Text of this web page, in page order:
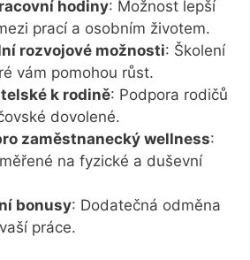
hodiny: Možnost lepší
prací a osobním životem.
rozvojové možnosti: Školení
vám pomohou růst.
k rodině: Podpora rodičů
dovolené.
zaměstnanecký wellness:
na fyzické a duševní
bonusy: Dodatečná odměna
práce.